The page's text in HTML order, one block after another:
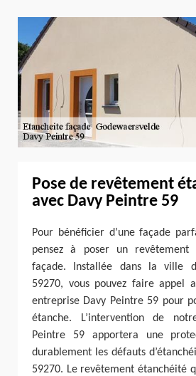
Pose de revêtement
avec Davy Peintre 59
Pour bénéficier d’une façade
pensez à poser un revêtement
façade. Installée dans la ville
59270, vous pouvez faire appel
entreprise Davy Peintre 59 pour
étanche. L’intervention de
Peintre 59 apportera une
durablement les défauts
59270. Le revêtement étanchéité